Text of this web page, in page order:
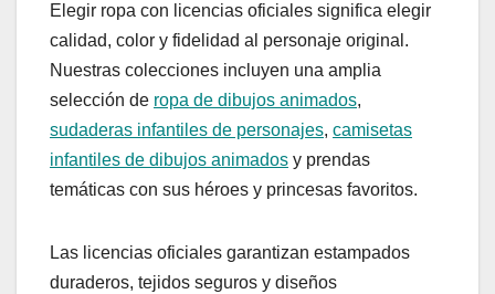
Elegir ropa con licencias oficiales significa elegir
calidad, color y fidelidad al personaje original.
Nuestras colecciones incluyen una amplia
selección de ropa de dibujos animados,
sudaderas infantiles de personajes, camisetas
infantiles de dibujos animados y prendas
temáticas con sus héroes y princesas favoritos.
Las licencias oficiales garantizan estampados
duraderos, tejidos seguros y diseños